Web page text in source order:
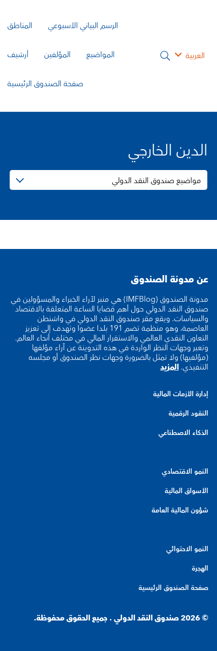
العربية
الرسم البياني الأسبوعي المناطق
المواضيع المؤلفين أرشيف
صفحة الصندوق الرئيسية
الدين الخارجي
مواضيع صندوق النقد الدولي
عن مدونة الصندوق
مدونة الصندوق (IMFBlog) هي منبر لآراء الخبراء والمسؤولين في
صندوق النقد الدولي حول أهم قضايا الساعة المتعلقة بالاقتصاد
والسياسات. ويقع مقر صندوق النقد الدولي في واشنطن
العاصمة، وهو منظمة تضم 191 بلدا عضوا وتهدف إلى تعزيز
التعاون النقدي العالمي والاستقرار المالي في مختلف أنحاء العالم.
وتعبر وجهات النظر الواردة في هذه التدوينة عن آراء مؤلفها
(مؤلفيها) ولا تمثل بالضرورة وجهات نظر الصندوق أو مجلسه
التنفيذي.المزيد
إدارة الأزمات المالية
النقود الرقمية
الذكاء الاصطناعي
النمو الاقتصادي
الأسواق المالية
شؤون المالية العامة
النمو الاحتوائي
الهجرة
صفحة الصندوق الرئيسية
© 2026 صندوق النقد الدولي . جميع الحقوق محفوظة.